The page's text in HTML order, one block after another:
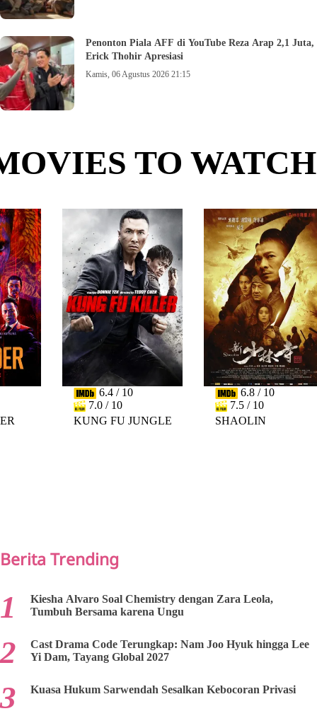
Penonton Piala AFF di YouTube Reza Arap 2,1 Juta,
Erick Thohir Apresiasi
Kamis, 06 Agustus 2026 21:15
TO WATCH
6.4 / 10
7.0 / 10
KUNG FU JUNGLE
6.8 / 10
7.5 / 10
SHAOLIN
Berita Trending
Kiesha Alvaro Soal Chemistry dengan Zara Leola,
Tumbuh Bersama karena Ungu
Cast Drama Code Terungkap: Nam Joo Hyuk hingga Lee
Yi Dam, Tayang Global 2027
Kuasa Hukum Sarwendah Sesalkan Kebocoran Privasi